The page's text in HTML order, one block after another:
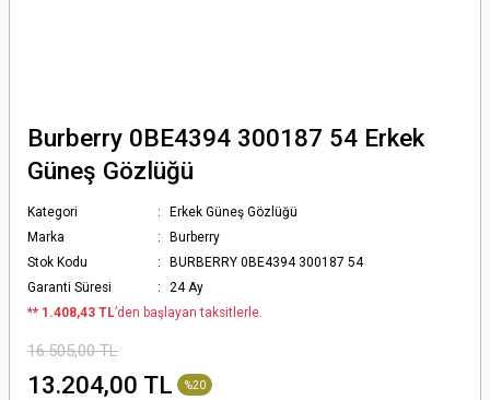
Burberry 0BE4394 300187 54 Erkek
Güneş Gözlüğü
Kategori
Erkek Güneş Gözlüğü
Marka
Burberry
Stok Kodu
BURBERRY 0BE4394 300187 54
Garanti Süresi
24 Ay
** 1.408,43 TL’den başlayan taksitlerle.
16.505,00 TL
13.204,00 TL %20